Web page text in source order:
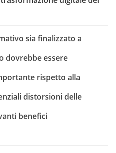
sia finalizzato a
dovrebbe essere
rispetto alla
distorsioni delle
benefici